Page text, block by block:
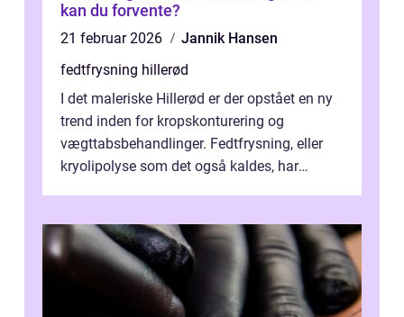
kan du forvente?
21 februar 2026
Jannik Hansen
fedtfrysning hillerød
I det maleriske Hillerød er der opstået en ny
trend inden for kropskonturering og
vægttabsbehandlinger. Fedtfrysning, eller
kryolipolyse som det også kaldes, har